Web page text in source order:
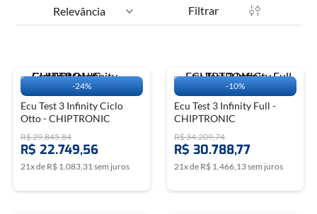
Filtrar
Relevância
-24%
Ecu Test 3 Infinity Ciclo
Otto - CHIPTRONIC
R$29.845,84
R$ 22.749,56
21x de R$ 1.083,31sem juros
-10%
Ecu Test 3 Infinity Full -
CHIPTRONIC
R$34.209,74
R$ 30.788,77
21x de R$ 1.466,13sem juros